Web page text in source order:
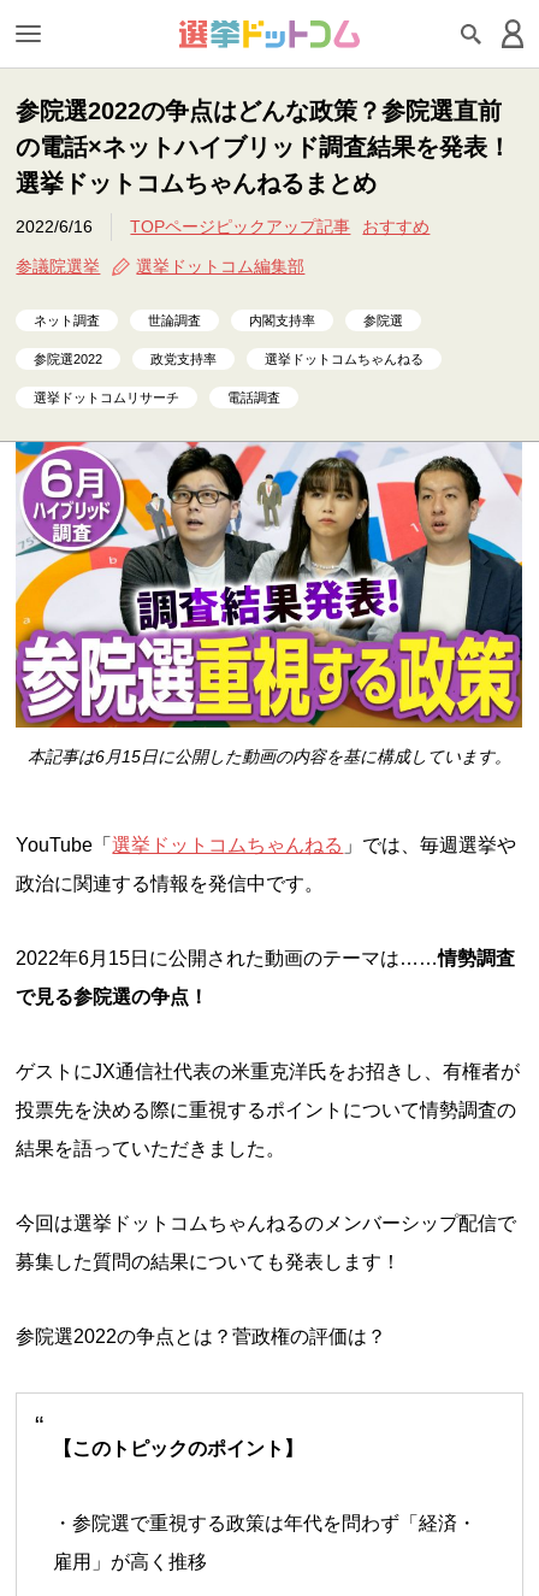
参院選2022の争点はどんな政策？参院選直前
の電話×ネットハイブリッド調査結果を発表！
選挙ドットコムちゃんねるまとめ
2022/6/16 TOPページピックアップ記事 おすすめ
参議院選挙 選挙ドットコム編集部
ネット調査 世論調査 内閣支持率 参院選
参院選2022 政党支持率 選挙ドットコムちゃんねる
選挙ドットコムリサーチ 電話調査
本記事は6月15日に公開した動画の内容を基に構成しています。
YouTube「選挙ドットコムちゃんねる 」では、毎週選挙や
政治に関連する情報を発信中です。
2022年6月15日に公開された動画のテーマは……情勢調査
で見る参院選の争点！
ゲストにJX通信社代表の米重克洋氏をお招きし、有権者が
投票先を決める際に重視するポイントについて情勢調査の
結果を語っていただきました。
今回は選挙ドットコムちゃんねるのメンバーシップ配信で
募集した質問の結果についても発表します！
参院選2022の争点とは？菅政権の評価は？
【このトピックのポイント】
・参院選で重視する政策は年代を問わず「経済・
雇用」が高く推移